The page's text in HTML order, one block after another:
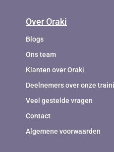
Over Oraki
Blogs
Ons team
Klanten over Oraki
Deelnemers over onze
Veel gestelde vragen
Contact
Algemene voorwaarden